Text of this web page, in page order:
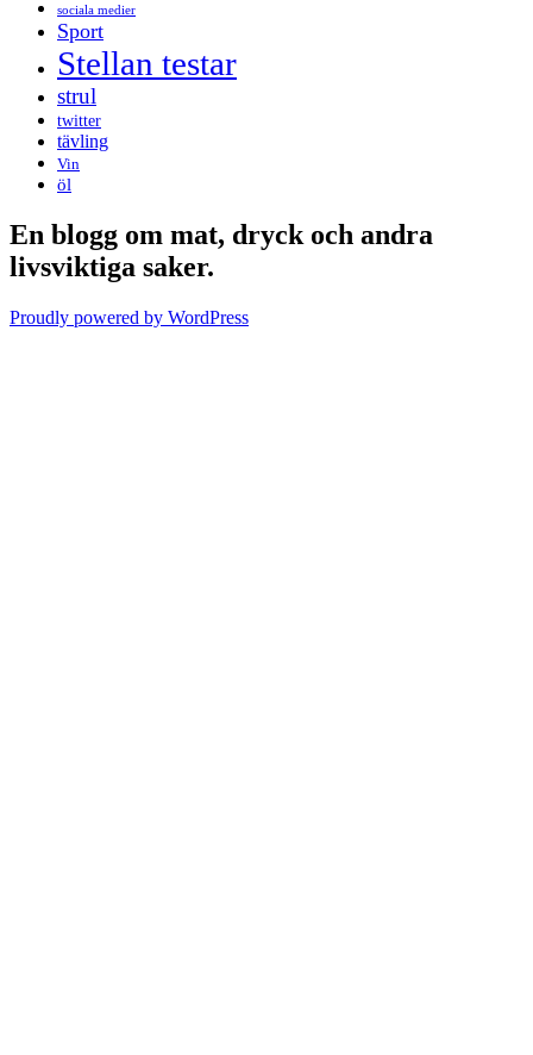
sociala medier
Sport
Stellan testar
strul
twitter
tävling
Vin
öl
En blogg om mat, dryck och andra
livsviktiga saker.
Proudly powered by WordPress